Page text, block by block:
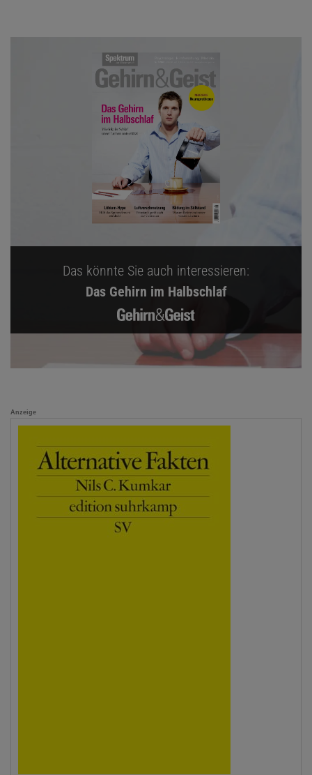
Das könnte Sie auch interessieren:
Das Gehirn im Halbschlaf
Anzeige